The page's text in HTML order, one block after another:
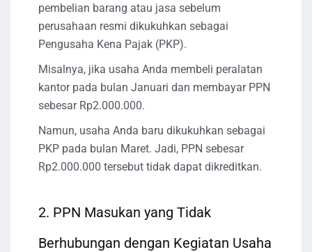
pembelian barang atau jasa sebelum
perusahaan resmi dikukuhkan sebagai
Pengusaha Kena Pajak (PKP).
Misalnya, jika usaha Anda membeli peralatan
kantor pada bulan Januari dan membayar PPN
sebesar Rp2.000.000.
Namun, usaha Anda baru dikukuhkan sebagai
PKP pada bulan Maret. Jadi, PPN sebesar
Rp2.000.000 tersebut tidak dapat dikreditkan.
2. PPN Masukan yang Tidak
Berhubungan dengan Kegiatan Usaha